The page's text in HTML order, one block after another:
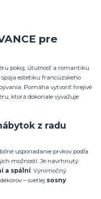
pre
pokoj, útulnosť a romantiku
spája estetiku francúzskeho
Pomáha vytvoriť hrejivé
ktorá dokonale vyvažuje
z radu
usporiadanie prvkov podľa
možností. Je navrhnutý
a spální. Výnimočný
– svetlej sosny